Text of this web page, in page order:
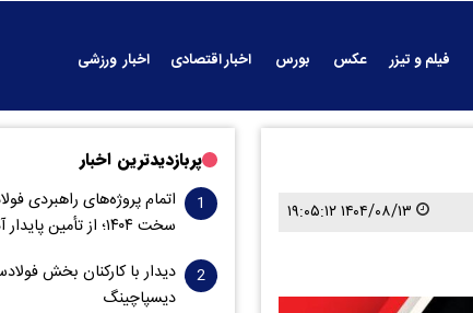
فیلم و تیزر عکس بورس اخبار اقتصادی
اخبار ورزشی
۱۴۰۴/۰۸/۱۳ ۱۹:۰۵:۱۲
پربازدیدترین اخبار
اتمام پروژه‌های راهبردی
سخت ۱۴۰۴؛ از تأمین پایدار آب تا خودتأمینی انرژی
دیدار با کارکنان بخش
دیسپاچینگ